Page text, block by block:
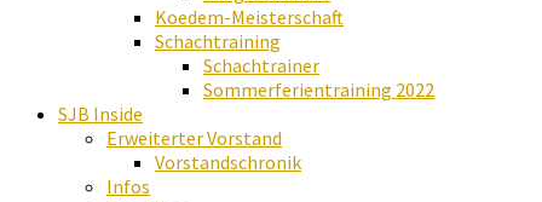
Koedem-Meisterschaft
Schachtraining
Schachtrainer
Sommerferientraining 2022
SJB Inside
Erweiterter Vorstand
Vorstandschronik
Infos